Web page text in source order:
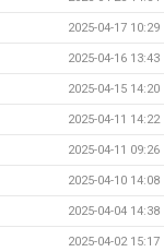
2025-04-17 10:29
2025-04-16 13:43
2025-04-15 14:20
2025-04-11 14:22
2025-04-11 09:26
2025-04-10 14:08
2025-04-04 14:38
2025-04-02 15:17